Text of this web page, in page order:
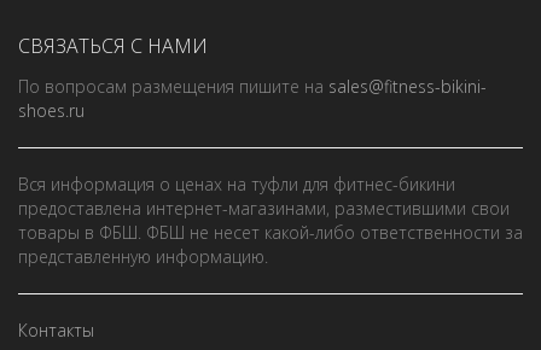
СВЯЗАТЬСЯ С НАМИ
По вопросам размещения пишите на sales@fitness-bikini-
shoes.ru
Вся информация о ценах на туфли для фитнес-бикини
предоставлена интернет-магазинами, разместившими свои
товары в ФБШ. ФБШ не несет какой-либо ответственности за
представленную информацию.
Контакты